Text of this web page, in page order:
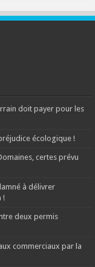
doit payer pour les
écologique !
certes prévu
à délivrer
!
deux permis
commerciaux par la